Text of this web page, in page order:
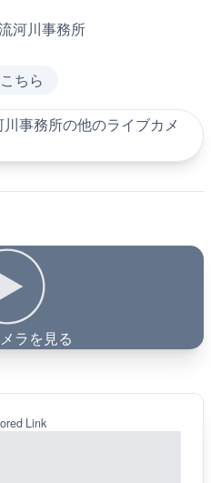
河川事務所
ちら
事務所の他のライブカメ
ラを見る
Link